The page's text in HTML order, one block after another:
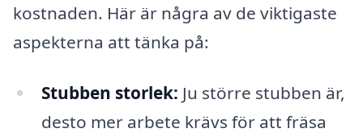
kostnaden. Här är några av de viktigaste
aspekterna att tänka på:
Stubben storlek: Ju större stubben är,
desto mer arbete krävs för att fräsa